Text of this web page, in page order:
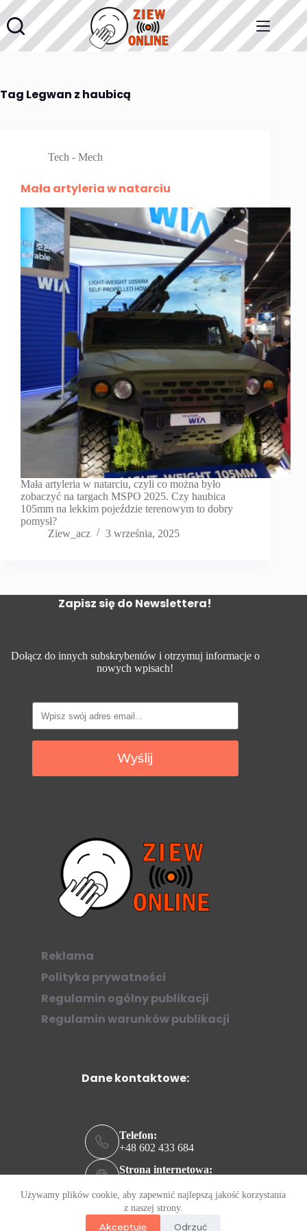
Przejdź
do
treści
Używamy plików cookie, aby zapewnić najlepszą jakość korzystania
z naszej strony.
Akceptuję Odrzuć
Tag Legwan z haubicą
Tech - Mech
Mała artyleria w natarciu
Mała artyleria w natarciu, czyli co można było
zobaczyć na targach MSPO 2025. Czy haubica
105mm na lekkim pojeździe terenowym to dobry
pomysł?
Ziew_acz
3 września, 2025
Zapisz się do Newslettera!
Dołącz do innych subskrybentów i otrzymuj informacje o
nowych wpisach!
Wyślij
Reklama
Polityka prywatności
Regulamin ogólny publikacji
Regulamin warunków publikacji
Dane kontaktowe:
Telefon:
+48 602 433 684
Strona internetowa:
Adres e-mail:
kontakt@ziew.online